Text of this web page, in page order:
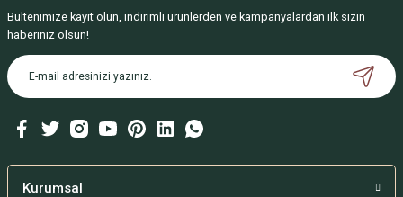
Bültenimize kayıt olun, indirimli ürünlerden ve kampanyalardan ilk sizin
haberiniz olsun!
Kurumsal